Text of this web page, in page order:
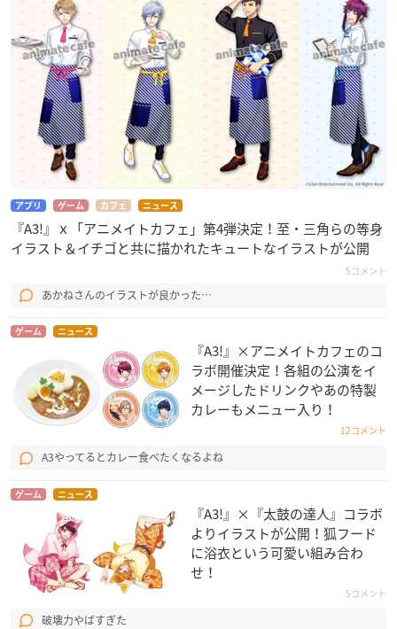
アプリ ゲーム カフェ ニュース
『A3!』ｘ「アニメイトカフェ」第4弾決定！至・三角らの等身
イラスト＆イチゴと共に描かれたキュートなイラストが公開
5コメント
あかねさんのイラストが良かった…
ゲーム ニュース
『A3!』×アニメイトカフェのコ
ラボ開催決定！各組の公演をイ
メージしたドリンクやあの特製
カレーもメニュー入り！
12コメント
A3やってるとカレー食べたくなるよね
ゲーム ニュース
『A3!』×『太鼓の達人』コラボ
よりイラストが公開！狐フード
に浴衣という可愛い組み合わ
せ！
5コメント
破壊力やばすぎた